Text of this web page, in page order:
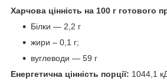
Харчова цінність на 100 г готового
Білки — 2,2 г
жири – 0,1 г;
вуглеводи — 59 г
Енергетична цінність порції: 1044,1